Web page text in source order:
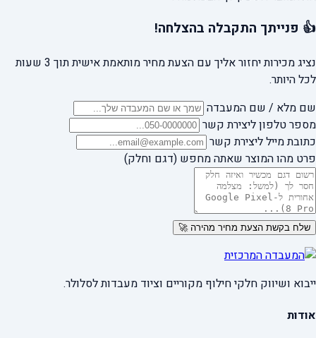
👍 פנייתך התקבלה בהצלחה!
נציג מכירות יחזור אליך עם הצעת מחיר מותאמת אישית תוך 3 שעות
לכל היותר.
שם מלא / שם המעבדה
מספר טלפון ליצירת קשר
כתובת מייל ליצירת קשר
פרט מהו המוצר שאתה מחפש (דגם וחלק)
שלח בקשת הצעת מחיר מהירה 🚀
ייבוא ושיווק חלקי חילוף מקוריים וציוד מעבדות לסלולר.
אודות